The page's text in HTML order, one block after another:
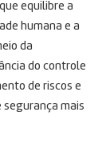
equilibre a
humana e a
da
do controle
de riscos e
mais